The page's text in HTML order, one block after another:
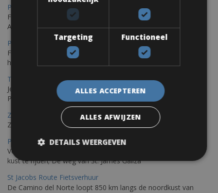
Porec Fietsverhuur
Fiets over sfeervolle routes die zich uitstrekken langs de
Adriatische kust en het weelderige Istrische platteland.
Pula Fietsverhuur
Fietsen langs de Istrische kust is de ideale fietstocht voor wie
houdt van de Mediterrane zon.
Trieste-Pula Fietsverhuur
Je kunt een fiets huren met levering in Triëst en de fiets later in
Pula of elders in Istrië achterlaten.
Zadar Fietsverhuur
Zadar, een verborgen parel die je op de fiets kunt ontdekken
Porto – Santiago De Compostela Fietsverhuur
Voor fietsen raden wij aan om de Portugese Camino langs de
kust te rijden; De weg van St. James Galiza
St Jacobs Route Fietsverhuur
De Camino del Norte loopt 850 km langs de noordkust van
Targeting Functioneel
ALLES ACCEPTEREN
ALLES AFWIJZEN
DETAILS WEERGEVEN